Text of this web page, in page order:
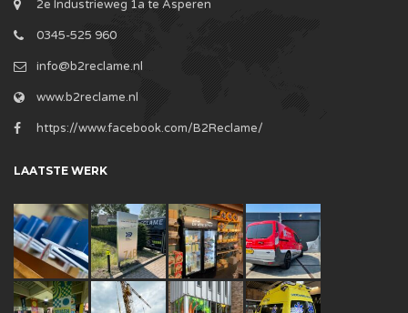
2e Industrieweg 1a te Asperen
0345-525 960
info@b2reclame.nl
www.b2reclame.nl
https://www.facebook.com/B2Reclame/
LAATSTE WERK